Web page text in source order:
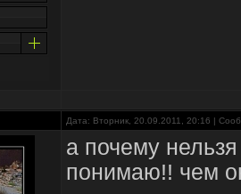
Дата: Вторник, 20.09.2011, 20:16 |
а почему
понимаю!! чем